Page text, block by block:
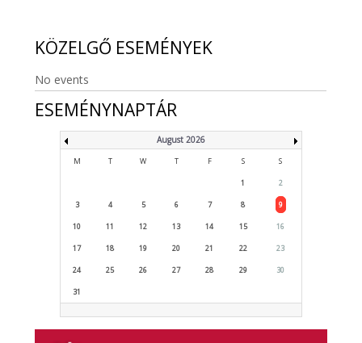
KÖZELGŐ ESEMÉNYEK
No events
ESEMÉNYNAPTÁR
August 2026
M T W T F S S
1 2
3 4 5 6 7 8 9
10 11 12 13 14 15 16
17 18 19 20 21 22 23
24 25 26 27 28 29 30
31